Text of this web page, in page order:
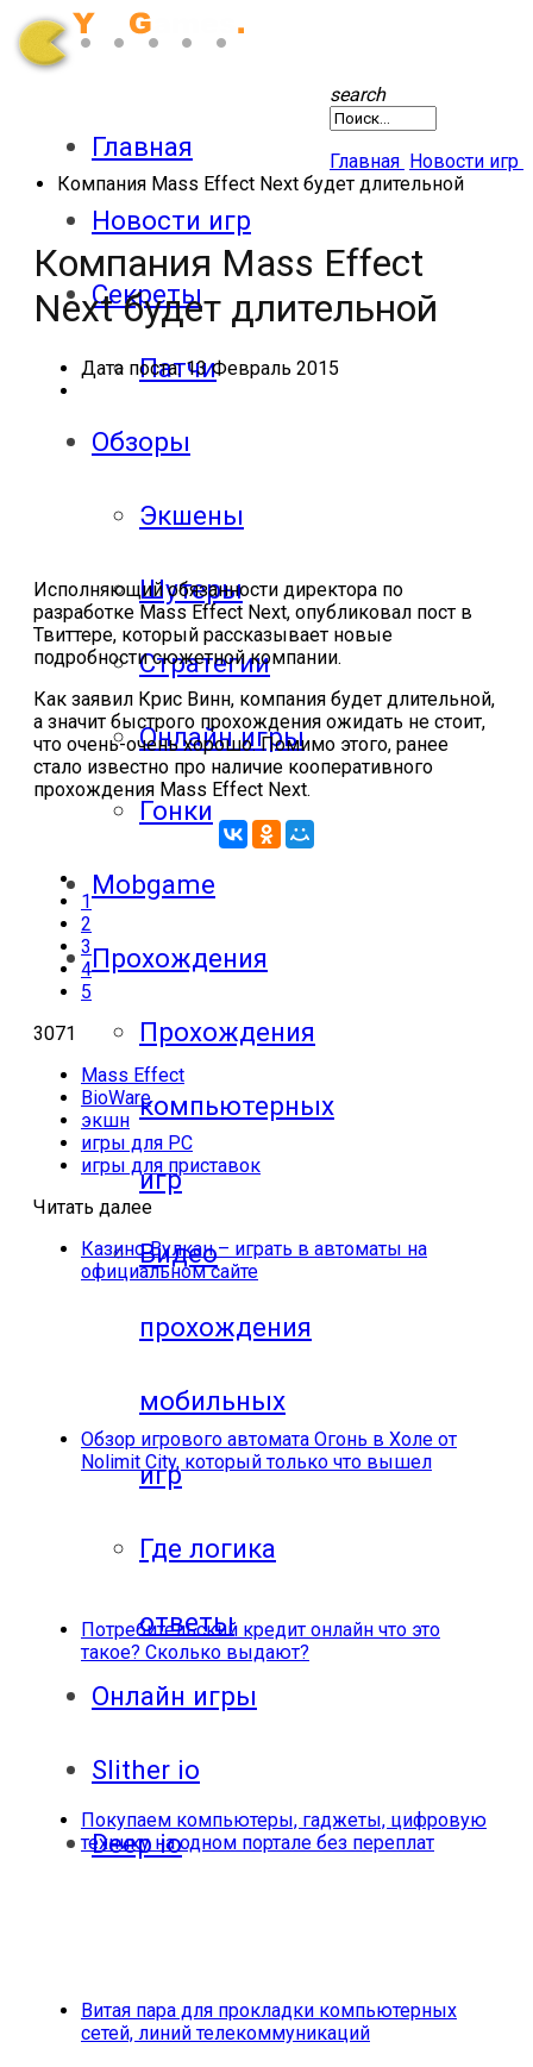
Главная
Новости игр
Секреты
Патчи
Обзоры
Экшены
Шутеры
Стратегии
Онлайн игры
Гонки
Mobgame
Прохождения
Прохождения
компьютерных
игр
Видео
прохождения
мобильных
игр
Где логика
ответы
Онлайн игры
Slither io
Deep io
search
Главная Новости игр
Компания Mass Effect Next будет длительной
Компания Mass Effect
Next будет длительной
Дата поста:13 Февраль 2015
Исполняющий обязанности директора по
разработке Mass Effect Next, опубликовал пост в
Твиттере, который рассказывает новые
подробности сюжетной компании.
Как заявил Крис Винн, компания будет длительной,
а значит быстрого прохождения ожидать не стоит,
что очень-очень хорошо. Помимо этого, ранее
стало известно про наличие кооперативного
прохождения Mass Effect Next.
1
2
3
4
5
3071
Mass Effect
BioWare
экшн
игры для PC
игры для приставок
Читать далее
Казино Вулкан – играть в автоматы на
официальном сайте
Обзор игрового автомата Огонь в Холе от
Nolimit City, который только что вышел
Потребительский кредит онлайн что это
такое? Сколько выдают?
Покупаем компьютеры, гаджеты, цифровую
технику на одном портале без переплат
Витая пара для прокладки компьютерных
сетей, линий телекоммуникаций